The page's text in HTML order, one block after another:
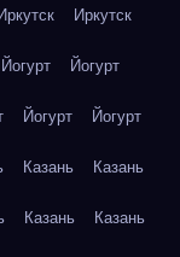
Иркутск Иркутск
Йогурт Йогурт
Йогурт Йогурт
Казань Казань
Казань Казань